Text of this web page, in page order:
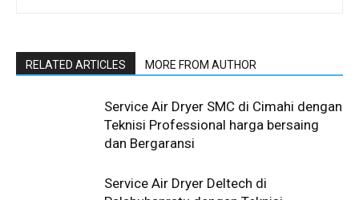
RELATED ARTICLES MORE FROM AUTHOR
Service Air Dryer SMC di Cimahi dengan
Teknisi Professional harga bersaing
dan Bergaransi
Service Air Dryer Deltech di